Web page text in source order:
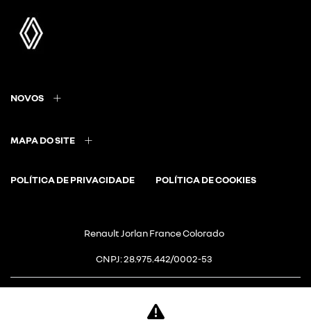
NOVOS
MAPA DO SITE
POLÍTICA DE PRIVACIDADE POLÍTICA DE COOKIES
Renault Jorlan France Colorado
CNPJ: 28.975.442/0002-53